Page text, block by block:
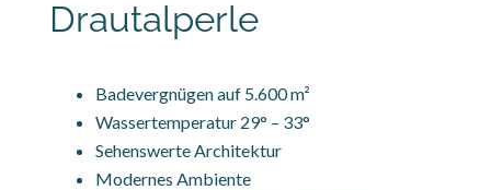
Drautalperle
Badevergnügen auf 5.600 m²
Wassertemperatur 29° – 33°
Sehenswerte Architektur
Modernes Ambiente